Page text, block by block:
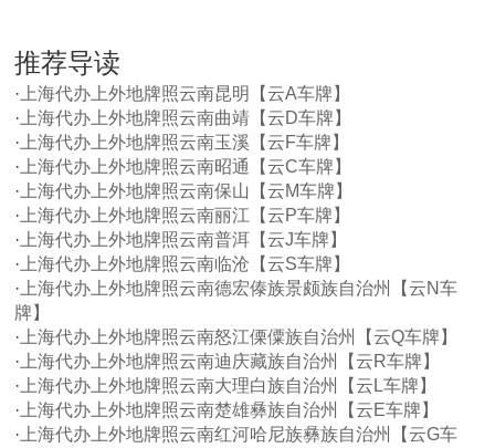
推荐导读
· 上海代办上外地牌照云南昆明【云A车牌】
· 上海代办上外地牌照云南曲靖【云D车牌】
· 上海代办上外地牌照云南玉溪【云F车牌】
· 上海代办上外地牌照云南昭通【云C车牌】
· 上海代办上外地牌照云南保山【云M车牌】
· 上海代办上外地牌照云南丽江【云P车牌】
· 上海代办上外地牌照云南普洱【云J车牌】
· 上海代办上外地牌照云南临沧【云S车牌】
· 上海代办上外地牌照云南德宏傣族景颇族自治州【云N车
牌】
· 上海代办上外地牌照云南怒江傈僳族自治州【云Q车牌】
· 上海代办上外地牌照云南迪庆藏族自治州【云R车牌】
· 上海代办上外地牌照云南大理白族自治州【云L车牌】
· 上海代办上外地牌照云南楚雄彝族自治州【云E车牌】
· 上海代办上外地牌照云南红河哈尼族彝族自治州【云G车